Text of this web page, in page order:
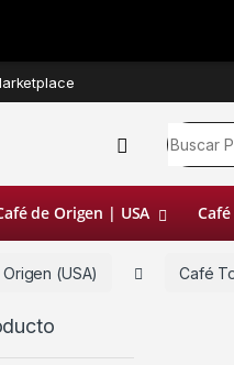
de Origen | USA
(USA) Café